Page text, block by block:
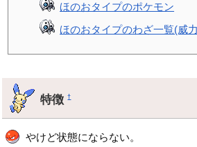
ほのおタイプのポケモン
ほのおタイプのわざ一覧(威
特徴†
やけど状態にならない。